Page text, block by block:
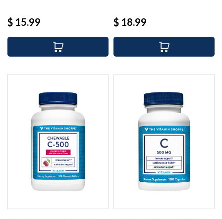
Precio
$ 15.99 Precio
$ 18.99